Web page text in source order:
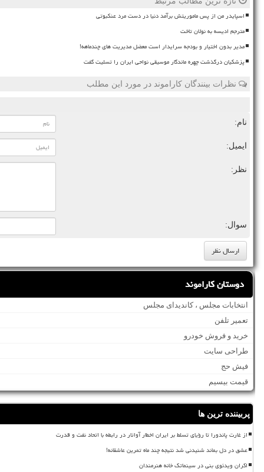
اسپایدر من از پس ماموریتش برآمد دنیا در دست مرد عنکبوتی
مترجم ادیسه به نولان تاخت
مدیر بدون اختیار و بودجه سرایدار است معضل مدیریت های چندماهه!
پزشکیان درگذشت چهره ماندگار موسیقی نواحی ایران را تسلیت گفت
نظرات بینندگان کاراموند در مورد این مطلب
نام:
ایمیل:
نظر:
سوال:
دوستان کاراموند
انتخابات مجلس ، کاندیدای مجلس
تعمیر تلفن
خرید و فروش خودرو
طراحی سایت
فیش حج
قیمت بیسیم
پربیننده ترین ها
از غارت پاندورا تا رؤیای تسلط بر ایران اخطار آواتار در رابطه با اتحاد نفت و قدرت
عشق در دل بماند شنیدنی شد نتیجه چند ماه تمرین عاشقانه!
اکران ویدئوی بنی در سینماتک خانه هنرمندان